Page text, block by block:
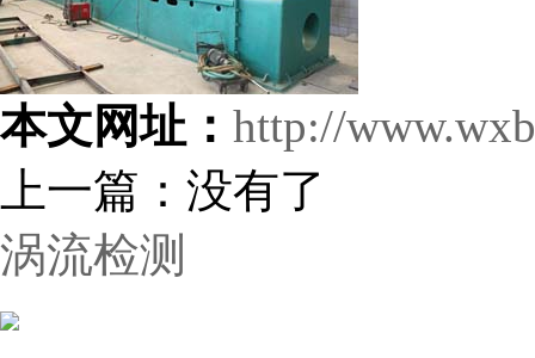
本文网址： http://
上一篇：没有了
涡流检测